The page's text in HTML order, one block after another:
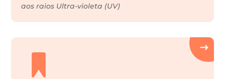
aos raios Ultra-violeta (UV)